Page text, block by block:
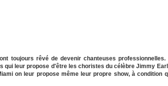
toujours rêvé de devenir chanteuses professionnelles.
qui leur propose d'être les choristes du célèbre Jimmy
on leur propose même leur propre show, à condition